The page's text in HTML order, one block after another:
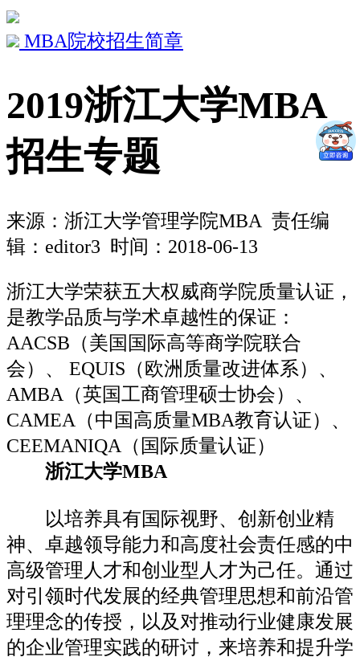
MBA院校招生简章
2019浙江大学MBA
招生专题
来源： 浙江大学管理学院MBA 责任编
辑：editor3 时间：2018-06-13
浙江大学荣获五大权威商学院质量认证，
是教学品质与学术卓越性的保证：
AACSB（美国国际高等商学院联合
会）、 EQUIS（欧洲质量改进体系）、
AMBA（英国工商管理硕士协会）、
CAMEA（中国高质量MBA教育认证）、
CEEMANIQA（国际质量认证）
浙江大学MBA
以培养具有国际视野、创新创业精
神、卓越领导能力和高度社会责任感的中
高级管理人才和创业型人才为己任。通过
对引领时代发展的经典管理思想和前沿管
理理念的传授，以及对推动行业健康发展
的企业管理实践的研讨，来培养和提升学